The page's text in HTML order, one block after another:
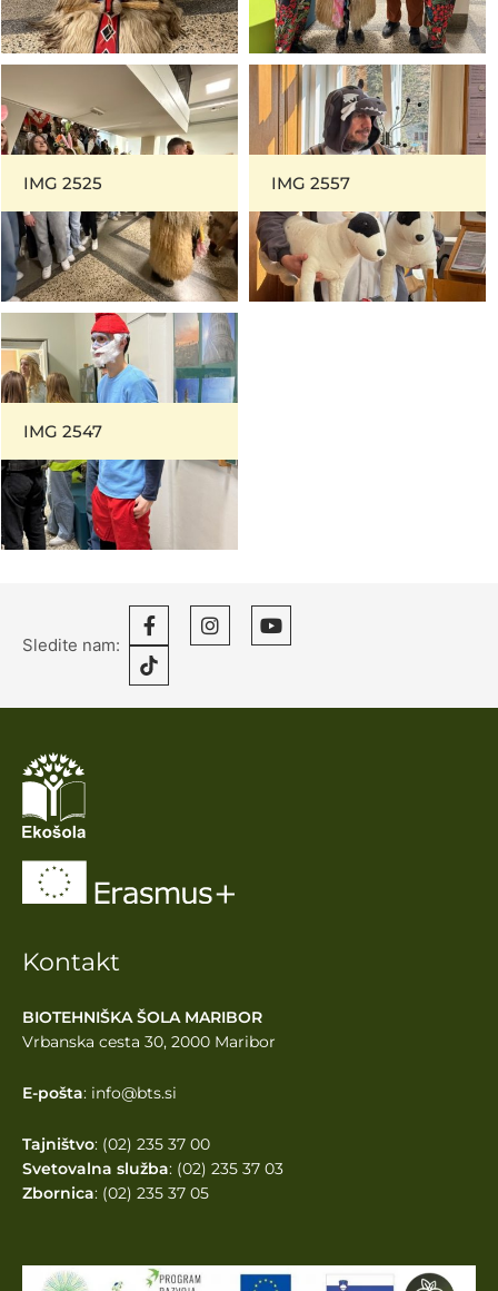
IMG 2525 IMG 2557
IMG 2547
Sledite nam:
Kontakt
BIOTEHNIŠKA ŠOLA MARIBOR
Vrbanska cesta 30, 2000 Maribor
E-pošta: info@bts.si
Tajništvo: (02) 235 37 00
Svetovalna služba: (02) 235 37 03
Zbornica: (02) 235 37 05